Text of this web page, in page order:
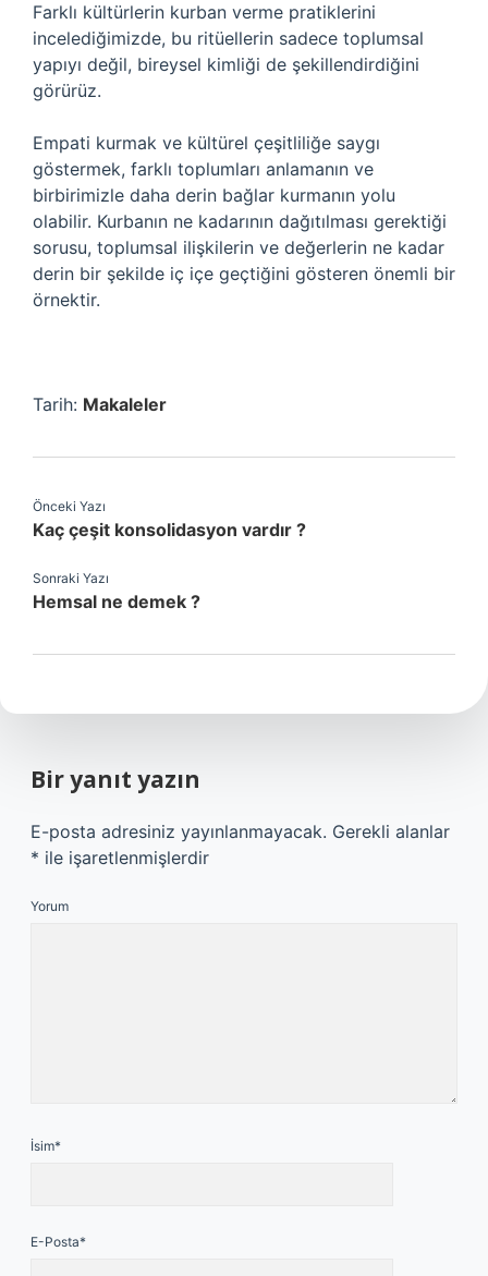
Farklı kültürlerin kurban verme pratiklerini
incelediğimizde, bu ritüellerin sadece toplumsal
yapıyı değil, bireysel kimliği de şekillendirdiğini
görürüz.
Empati kurmak ve kültürel çeşitliliğe saygı
göstermek, farklı toplumları anlamanın ve
birbirimizle daha derin bağlar kurmanın yolu
olabilir. Kurbanın ne kadarının dağıtılması gerektiği
sorusu, toplumsal ilişkilerin ve değerlerin ne kadar
derin bir şekilde iç içe geçtiğini gösteren önemli bir
örnektir.
Tarih: Makaleler
Önceki Yazı
Kaç çeşit konsolidasyon vardır ?
Sonraki Yazı
Hemsal ne demek ?
Bir yanıt yazın
E-posta adresiniz yayınlanmayacak. Gerekli alanlar
* ile işaretlenmişlerdir
Yorum
İsim*
E-Posta*